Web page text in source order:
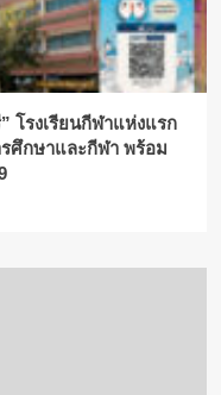
โรงเรียนกีฬาแห่งแรก
ศึกษาและกีฬา พร้อม